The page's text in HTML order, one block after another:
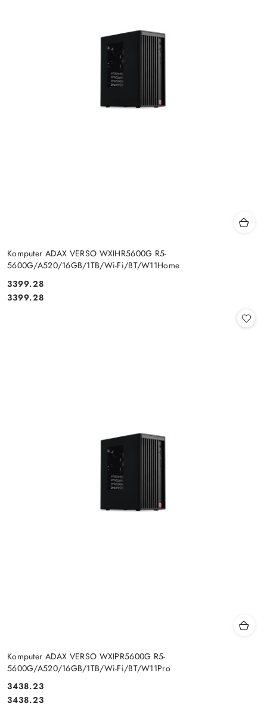
Komputer ADAX VERSO WXIHR5600G R5-
5600G/A520/16GB/1TB/Wi-Fi/BT/W11Home
Cena:
3399.28
Cena:
3399.28
Komputer ADAX VERSO WXIPR5600G R5-
5600G/A520/16GB/1TB/Wi-Fi/BT/W11Pro
Cena:
3438.23
Cena:
3438.23